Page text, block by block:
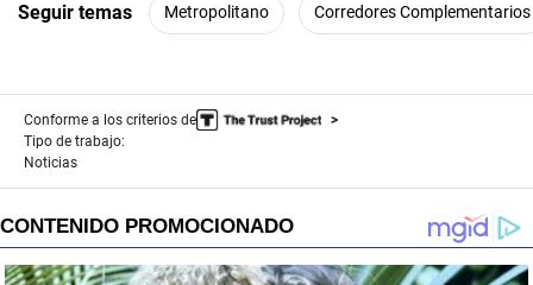
Seguir temas Metropolitano Corredores Complementarios
Conforme a los criterios de
Tipo de trabajo:
Noticias